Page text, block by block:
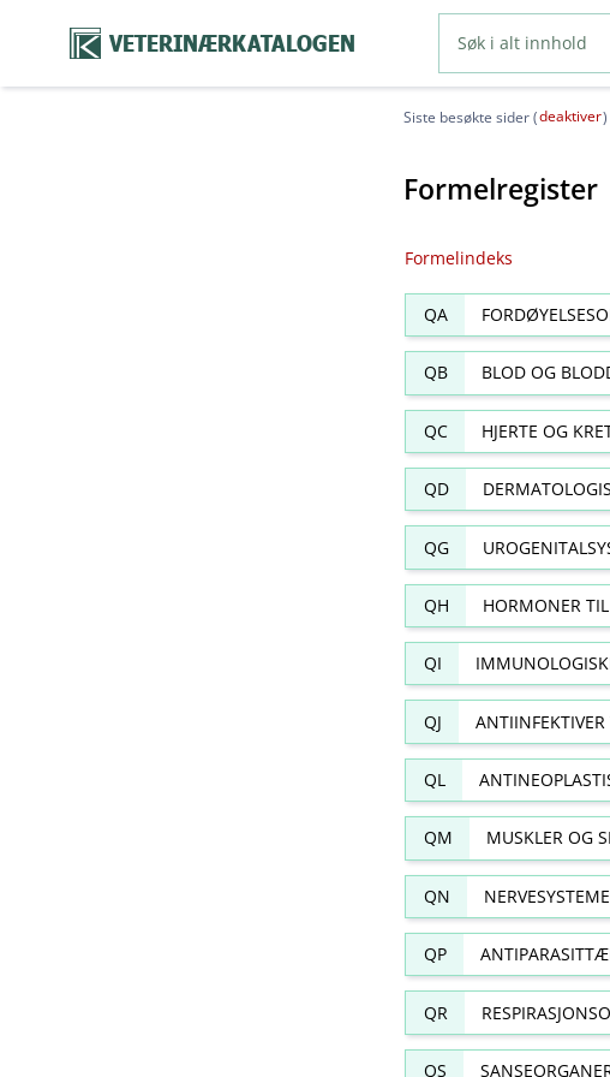
VETERINÆRKATALOGEN
Siste besøkte sider (deaktiver)
Formelregister
Formelindeks
QA
QB BLOD OG
QC HJERTE OG
QD
QG
QH HORMONER
QI
QJ
QL
QM MUSKLER OG
QN
QP
QR
QS